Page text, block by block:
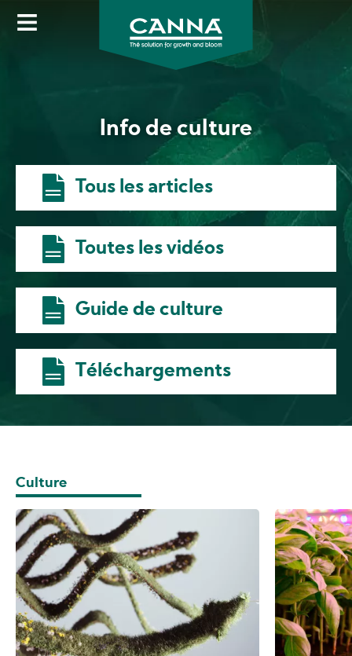
Skip
Info de culture
Tous les articles
Toutes les vidéos
Guide de culture
Téléchargements
Culture